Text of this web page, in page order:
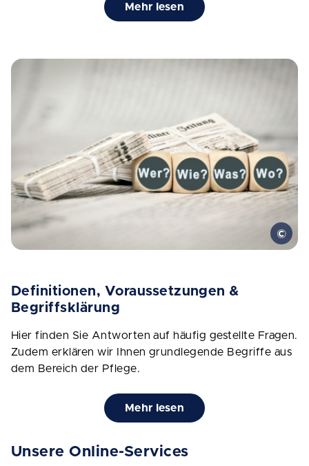
Mehr lesen
Definitionen, Voraussetzungen &
Begriffsklärung
Hier finden Sie Antworten auf häufig gestellte Fragen.
Zudem erklären wir Ihnen grundlegende Begriffe aus
dem Bereich der Pflege.
Mehr lesen
Unsere Online-Services